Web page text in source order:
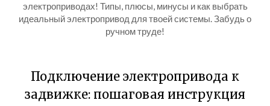
электроприводах! Типы, плюсы, минусы и как выбрать
идеальный электропривод для твоей системы. Забудь о
ручном труде!
Подключение электропривода к
задвижке: пошаговая инструкция